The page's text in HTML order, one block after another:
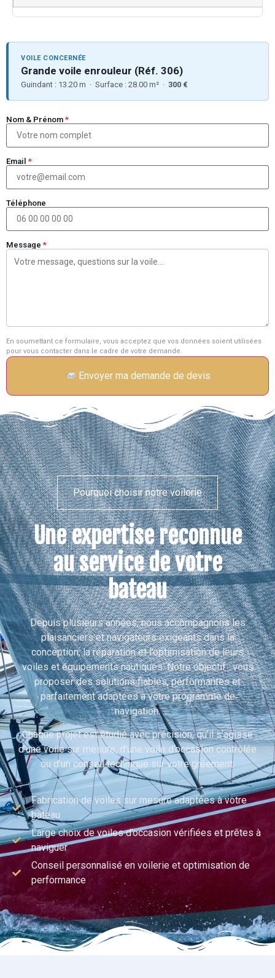
VOILE CONCERNÉE
Grande voile enrouleur (Réf. 306)
Guindant : 13.20 m · Surface : 28.00 m² · 300 €
Nom & Prénom *
Email *
Téléphone
Message *
En soumettant ce formulaire, vous acceptez que vos données soient utilisées
pour vous contacter dans le cadre de votre demande.
Envoyer ma demande de devis
Pourquoi choisir notre voilerie
Une expertise reconnue
au service de votre
bateau
Depuis plusieurs années, nous accompagnons les
plaisanciers et navigateurs exigeants dans la
conception, la réparation et l’optimisation de leurs
voiles et équipements nautiques. Notre objectif : vous
proposer des solutions fiables, performantes et
parfaitement adaptées à votre programme de
navigation.
Chaque projet est étudié avec précision, qu’il s’agisse
d’une voile sur mesure, d’une voile d’occasion contrôlée
ou d’un conseil technique sur votre gréement.
Fabrication de voiles sur mesure adaptées à votre
bateau
Large choix de voiles d’occasion vérifiées et prêtes à
naviguer
Conseil personnalisé en voilerie et optimisation de
performance